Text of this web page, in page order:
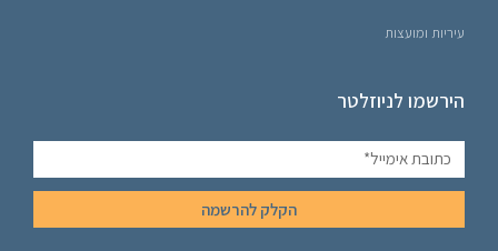
עיריות ומועצות
הירשמו לניוזלטר
הקלק להרשמה